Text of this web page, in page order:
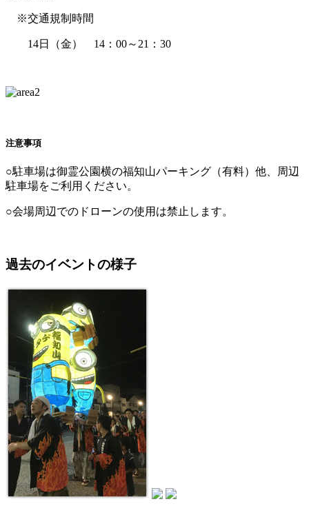
※交通規制時間
14日（金） 14：00～21：30
注意事項
○駐車場は御霊公園横の福知山パーキング（有料）他、周辺
駐車場をご利用ください。
○会場周辺でのドローンの使用は禁止します。
過去のイベントの様子